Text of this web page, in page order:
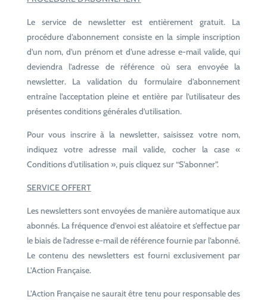
Le service de newsletter est entièrement gratuit. La
procédure d’abonnement consiste en la simple inscription
d’un nom, d’un prénom et d’une adresse e-mail valide, qui
deviendra l’adresse de référence où sera envoyée la
newsletter. La validation du formulaire d’abonnement
entraîne l’acceptation pleine et entière par l’utilisateur des
présentes conditions générales d’utilisation.
Pour vous inscrire à la newsletter, saisissez votre nom,
indiquez votre adresse mail valide, cocher la case «
Conditions d’utilisation », puis cliquez sur “S’abonner”.
SERVICE OFFERT
Les newsletters sont envoyées de manière automatique aux
abonnés. La fréquence d’envoi est aléatoire et s’effectue par
le biais de l’adresse e-mail de référence fournie par l’abonné.
Le contenu des newsletters est fourni exclusivement par
L’Action Française.
L’Action Française ne saurait être tenu pour responsable des